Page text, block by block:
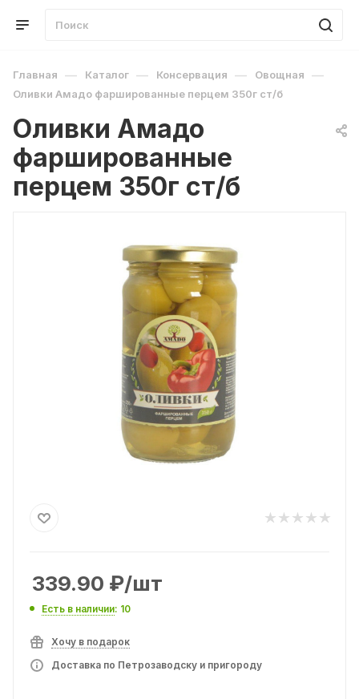
Главная — Каталог — Консервация — Овощная —
Оливки Амадо фаршированные перцем 350г ст/б
Оливки Амадо
фаршированные
перцем 350г ст/б
339.90 ₽/шт
Есть в наличии: 10
Хочу в подарок
Доставка по Петрозаводску и пригороду